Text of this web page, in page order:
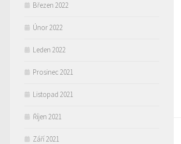
Březen 2022
Únor 2022
Leden 2022
Prosinec 2021
Listopad 2021
Říjen 2021
Září 2021